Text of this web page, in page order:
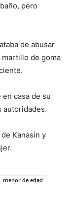
pero
de abusar
de goma
casa de su
autoridades.
Kanasín y
menor de edad